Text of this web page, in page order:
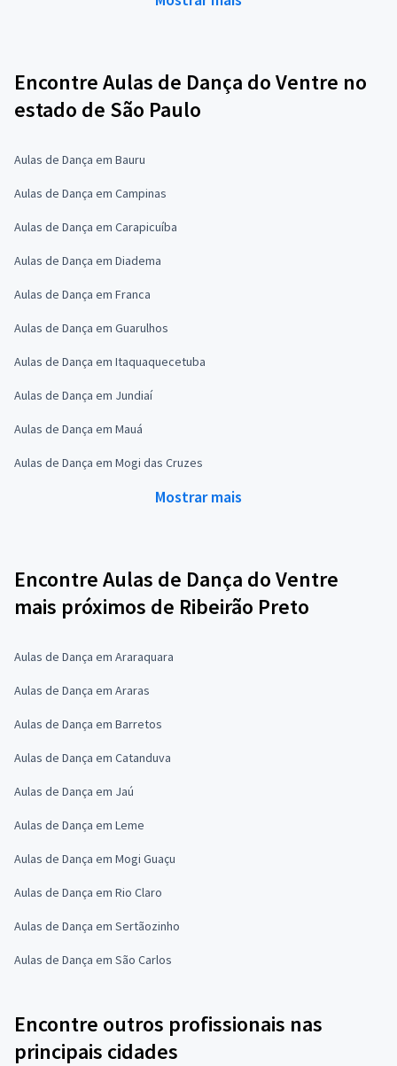
Encontre Aulas de Dança do Ventre no
estado de São Paulo
Aulas de Dança em Bauru
Aulas de Dança em Campinas
Aulas de Dança em Carapicuíba
Aulas de Dança em Diadema
Aulas de Dança em Franca
Aulas de Dança em Guarulhos
Aulas de Dança em Itaquaquecetuba
Aulas de Dança em Jundiaí
Aulas de Dança em Mauá
Aulas de Dança em Mogi das Cruzes
Mostrar mais
Encontre Aulas de Dança do Ventre
mais próximos de Ribeirão Preto
Aulas de Dança em Araraquara
Aulas de Dança em Araras
Aulas de Dança em Barretos
Aulas de Dança em Catanduva
Aulas de Dança em Jaú
Aulas de Dança em Leme
Aulas de Dança em Mogi Guaçu
Aulas de Dança em Rio Claro
Aulas de Dança em Sertãozinho
Aulas de Dança em São Carlos
Encontre outros profissionais nas
principais cidades